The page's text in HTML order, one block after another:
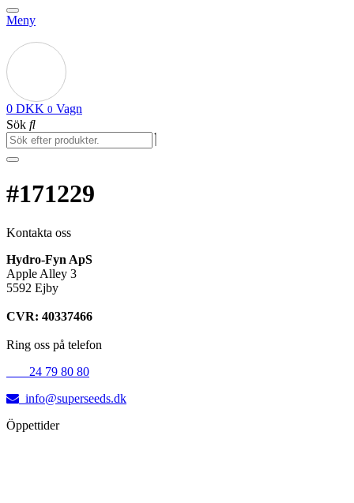
Meny
0 DKK 0 Vagn
Sök
#171229
Kontakta oss
Hydro-Fyn ApS
Apple Alley 3
5592 Ejby
CVR: 40337466
Ring oss på telefon
24 79 80 80
info@superseeds.dk
Öppettider